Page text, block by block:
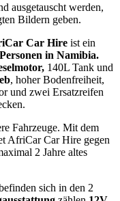
ausgetauscht werden,
Bildern geben.
Car Hire ist ein
in Namibia.
140L Tank und
, hoher Bodenfreiheit,
und zwei Ersatzreifen
Fahrzeuge. Mit dem
AfriCar Car Hire gegen
2 Jahre altes
sich in den 2